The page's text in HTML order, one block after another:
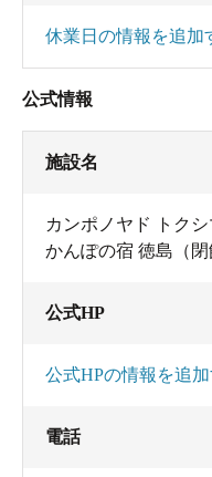
休業日の情報を追加
公式情報
施設名
カンポノヤド トクシ
かんぽの宿 徳島（閉
公式HP
公式HPの情報を追加
電話